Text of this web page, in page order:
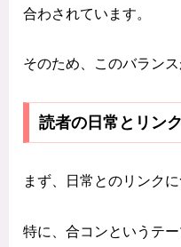
合わされています。
そのため、このバラン
読者の日常とリン
まず、日常とのリンクに
特に、合コンというテ